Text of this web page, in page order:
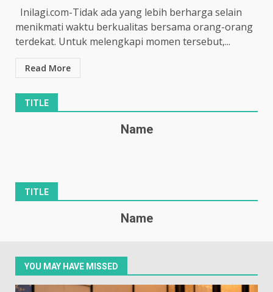
Inilagi.com-Tidak ada yang lebih berharga selain
menikmati waktu berkualitas bersama orang-orang
terdekat. Untuk melengkapi momen tersebut,...
Read More
TITLE
Name
TITLE
Name
YOU MAY HAVE MISSED